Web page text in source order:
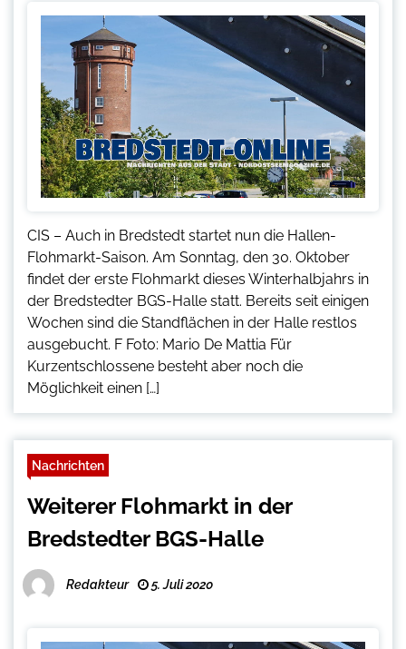
CIS – Auch in Bredstedt startet nun die Hallen-
Flohmarkt-Saison. Am Sonntag, den 30. Oktober
findet der erste Flohmarkt dieses Winterhalbjahrs in
der Bredstedter BGS-Halle statt. Bereits seit einigen
Wochen sind die Standflächen in der Halle restlos
ausgebucht. F Foto: Mario De Mattia Für
Kurzentschlossene besteht aber noch die
Möglichkeit einen […]
Nachrichten
Weiterer Flohmarkt in der
Bredstedter BGS-Halle
Redakteur 5. Juli 2020